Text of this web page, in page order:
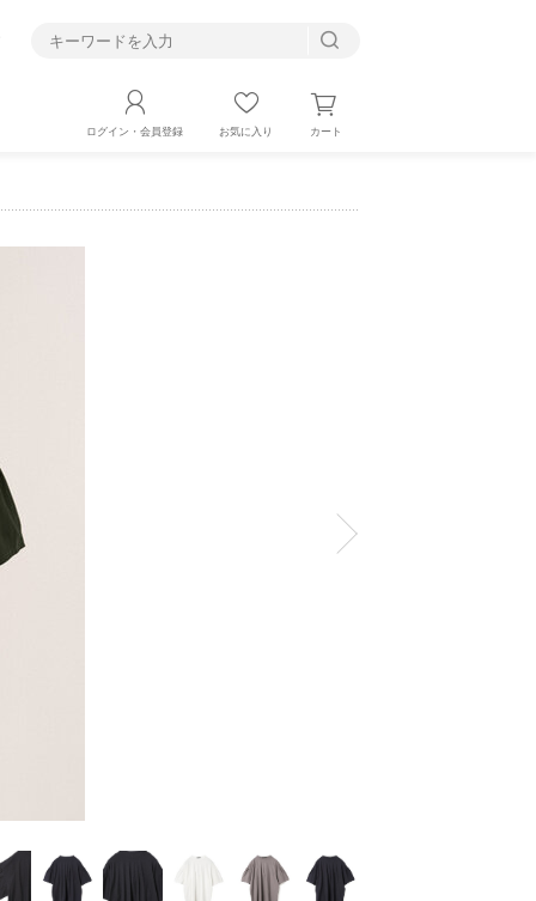
ログイン・会員登録 お気に入り カート